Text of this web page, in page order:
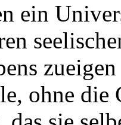
ein
ohne